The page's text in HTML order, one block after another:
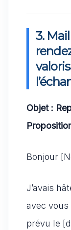
3.
Objet :
Bonjour
J’avais
avec
prévu le